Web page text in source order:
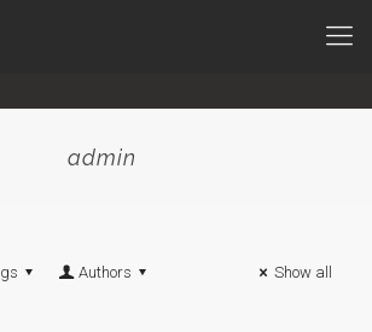
admin
Authors Show all